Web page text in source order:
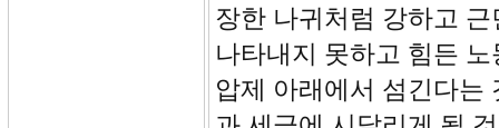
장한 나귀처럼 강하고
나타내지 못하고 힘든
압제 아래에서 섬긴다는